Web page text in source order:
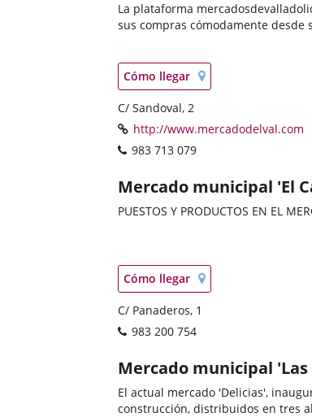
La plataforma
sus compras cómodamente desde
Categoría
Localización
en
mapa
Cómo llegar Enlace
a
una
aplicación
Adresse
postale
C/ Sandoval, 2
Page
Web
http://www.mercadodelval.com
Téléphones
983 713 079
Mercado municipal 'El
PUESTOS Y PRODUCTOS EN EL
Categoría
Mercados
Localización
en
mapa
Cómo llegar Enlace
a
una
aplicación
Adresse
postale
C/ Panaderos, 1
Téléphones
983 200 754
Mercado municipal 'Las
El actual mercado 'Delicias',
construcción, distribuidos en tres
Mercados